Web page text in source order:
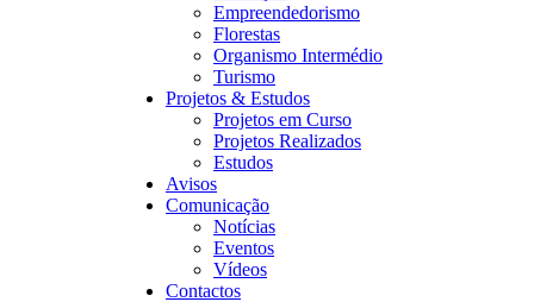
Empreendedorismo
Florestas
Organismo Intermédio
Turismo
Projetos & Estudos
Projetos em Curso
Projetos Realizados
Estudos
Avisos
Comunicação
Notícias
Eventos
Vídeos
Contactos